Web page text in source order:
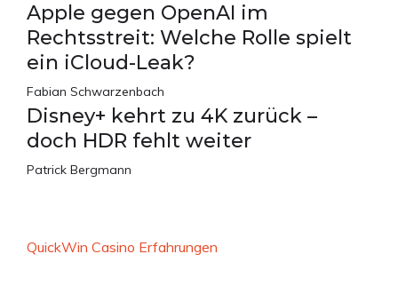
Apple gegen OpenAI im
Rechtsstreit: Welche Rolle spielt
ein iCloud-Leak?
Fabian Schwarzenbach
Disney+ kehrt zu 4K zurück –
doch HDR fehlt weiter
Patrick Bergmann
QuickWin Casino Erfahrungen